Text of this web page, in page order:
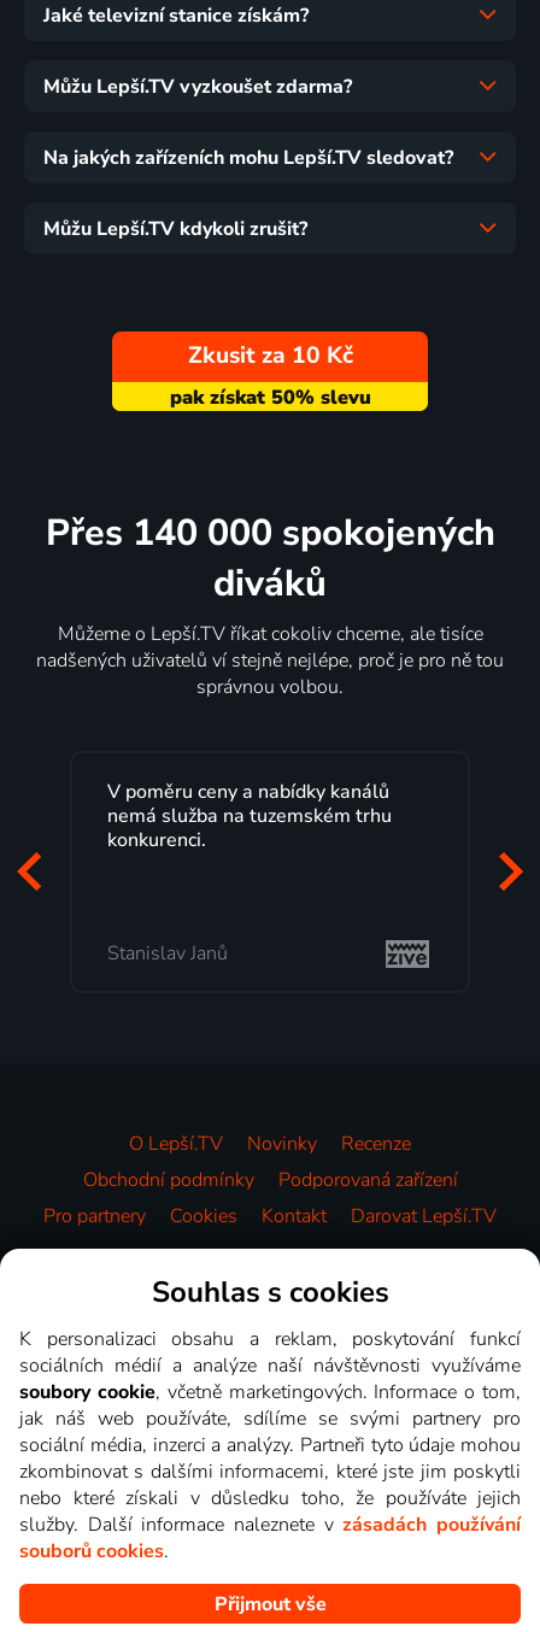
Jaké televizní stanice získám?
Můžu Lepší.TV vyzkoušet zdarma?
Na jakých zařízeních mohu Lepší.TV sledovat?
Můžu Lepší.TV kdykoli zrušit?
Zkusit za 10 Kč
Přes 140 000 spokojených
diváků
Můžeme o Lepší.TV říkat cokoliv chceme, ale tisíce
nadšených uživatelů ví stejně nejlépe, proč je pro ně tou
správnou volbou.
ceny a nabídky kanálů
na tuzemském trhu
Lepší.TV sleduji už
maximální
začátek programu, to
Milada Tomešová
O Lepší.TV Novinky
Recenze
Obchodní podmínky
Podporovaná zařízení
Pro partnery
Cookies Kontakt Darovat Lepší.TV
Videotéka
Copyright © goNET s.r.o. Na tomto webu jsou zobrazovány
Souhlas s cookies
K personalizaci obsahu a reklam, poskytování funkcí
sociálních médií a analýze naší návštěvnosti využíváme
soubory cookie, včetně marketingových. Informace o tom,
jak náš web používáte, sdílíme se svými partnery pro
sociální média, inzerci a analýzy. Partneři tyto údaje mohou
zkombinovat s dalšími informacemi, které jste jim poskytli
nebo které získali v důsledku toho, že používáte jejich
služby. Další informace naleznete vzásadách používání
souborů cookies.
Přijmout vše